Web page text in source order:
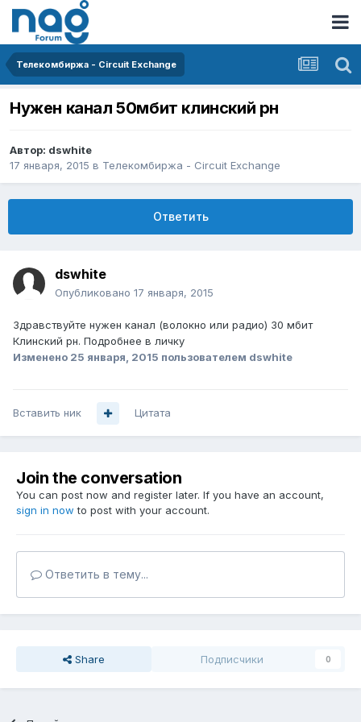
Телекомбиржа - Circuit Exchange
Нужен канал 50мбит клинский рн
Автор: dswhite
17 января, 2015 в Телекомбиржа - Circuit Exchange
Ответить
dswhite
Опубликовано 17 января, 2015
Здравствуйте нужен канал (волокно или радио) 30 мбит
Клинский рн. Подробнее в личку
Изменено 25 января, 2015 пользователем dswhite
Вставить ник Цитата
Join the conversation
You can post now and register later. If you have an account,
sign in now to post with your account.
Ответить в тему...
Share Подписчики 0